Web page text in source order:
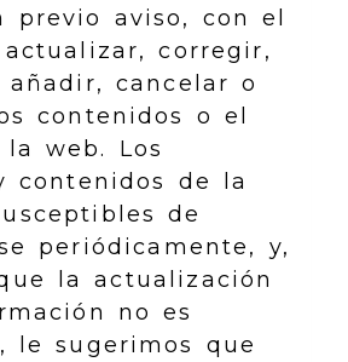
previo aviso, con el
corregir,
cancelar o
contenidos o el
web. Los
contenidos de la
de
periódicamente, y,
la actualización
no es
le sugerimos que